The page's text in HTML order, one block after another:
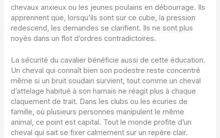
chevaux anxieux ou les jeunes poulains en débourrage. Ils
apprennent que, lorsqu’ils sont sur ce cube, la pression
redescend, les demandes se clarifient. Ils ne sont plus
noyés dans un flot d’ordres contradictoires.
La sécurité du cavalier bénéficie aussi de cette éducation.
Un cheval qui connaît bien son podestre reste concentré
même si un bruit soudain survient, tout comme un cheval
d’attelage habitué à son harnais ne réagit plus à chaque
claquement de trait. Dans les clubs ou les écuries de
famille, où plusieurs personnes manipulent le même
animal, ce point est capital. Tout le monde profite d’un
cheval qui sait se fixer calmement sur un repère clair.